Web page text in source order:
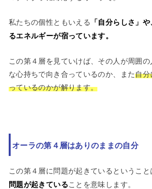
私たちの個性ともいえる 「自分らしさ」
るエネルギーが宿っています。
この第４層を見ていけば、その人が周囲
な心持ちで向き合っているのか、また自分
っているのかが解ります。
オーラの第４層はありのままの自分
この第４層に問題が起きているということ
問題が起きていることを意味します。